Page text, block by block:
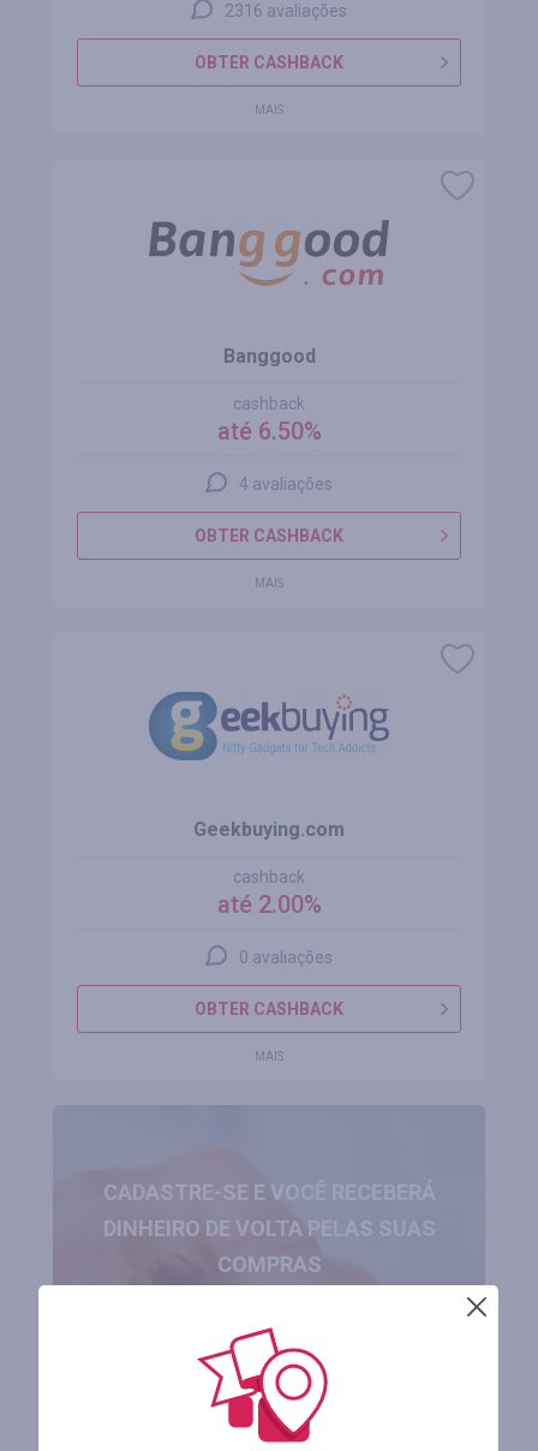
2316 avaliações
OBTER CASHBACK
MAIS
Banggood
cashback
até 6.50%
4 avaliações
OBTER CASHBACK
MAIS
Geekbuying.com
cashback
até 2.00%
0 avaliações
OBTER CASHBACK
MAIS
CADASTRE-SE E VOCÊ RECEBERÁ
DINHEIRO DE VOLTA PELAS SUAS
COMPRAS
de até 50%
CADASTRAR-SE